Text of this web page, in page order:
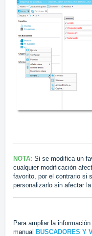
NOTA: Si se modifica un
cualquier modificación
favorito, por el contrario si
personalizarlo sin afectar
Para ampliar la
manual BUSCADORES Y